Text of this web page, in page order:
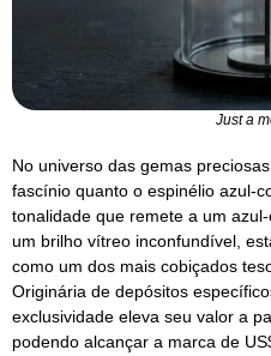
Just a
No universo das gemas
fascínio quanto o espinélio azul-
tonalidade que remete a um
um brilho vítreo inconfundível,
como um dos mais cobiçados
Originária de depósitos
exclusividade eleva seu valor a
podendo alcançar a marca de